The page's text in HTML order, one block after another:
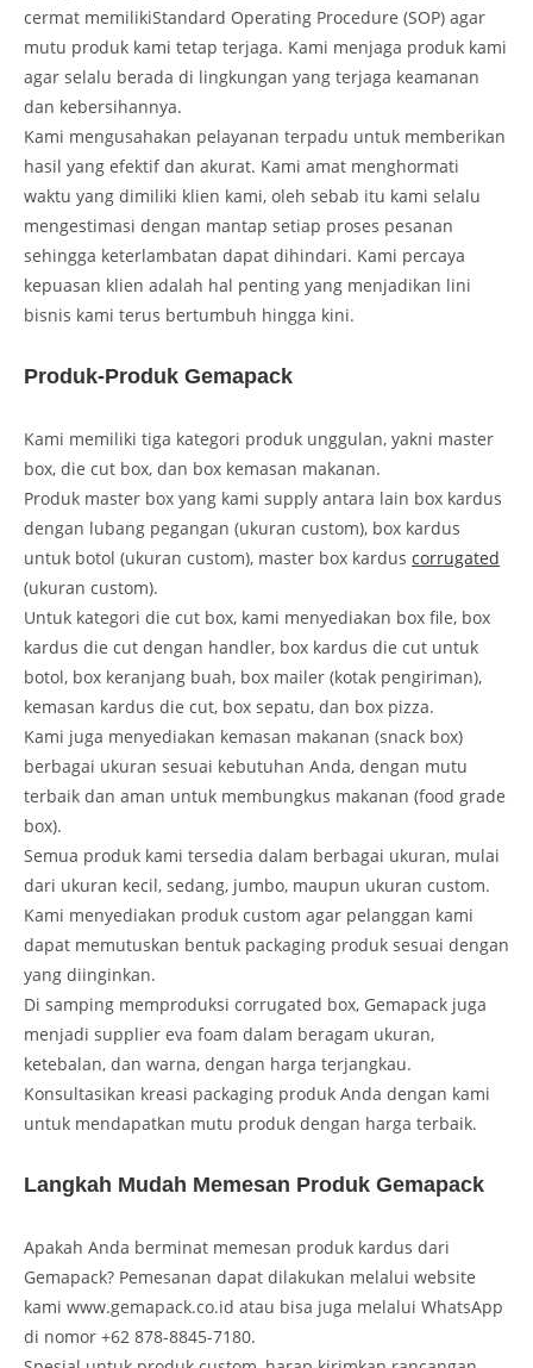
cermat memilikiStandard Operating Procedure (SOP) agar
mutu produk kami tetap terjaga. Kami menjaga produk kami
agar selalu berada di lingkungan yang terjaga keamanan
dan kebersihannya.
Kami mengusahakan pelayanan terpadu untuk memberikan
hasil yang efektif dan akurat. Kami amat menghormati
waktu yang dimiliki klien kami, oleh sebab itu kami selalu
mengestimasi dengan mantap setiap proses pesanan
sehingga keterlambatan dapat dihindari. Kami percaya
kepuasan klien adalah hal penting yang menjadikan lini
bisnis kami terus bertumbuh hingga kini.
Produk-Produk Gemapack
Kami memiliki tiga kategori produk unggulan, yakni master
box, die cut box, dan box kemasan makanan.
Produk master box yang kami supply antara lain box kardus
dengan lubang pegangan (ukuran custom), box kardus
untuk botol (ukuran custom), master box kardus corrugated
(ukuran custom).
Untuk kategori die cut box, kami menyediakan box file, box
kardus die cut dengan handler, box kardus die cut untuk
botol, box keranjang buah, box mailer (kotak pengiriman),
kemasan kardus die cut, box sepatu, dan box pizza.
Kami juga menyediakan kemasan makanan (snack box)
berbagai ukuran sesuai kebutuhan Anda, dengan mutu
terbaik dan aman untuk membungkus makanan (food grade
box).
Semua produk kami tersedia dalam berbagai ukuran, mulai
dari ukuran kecil, sedang, jumbo, maupun ukuran custom.
Kami menyediakan produk custom agar pelanggan kami
dapat memutuskan bentuk packaging produk sesuai dengan
yang diinginkan.
Di samping memproduksi corrugated box, Gemapack juga
menjadi supplier eva foam dalam beragam ukuran,
ketebalan, dan warna, dengan harga terjangkau.
Konsultasikan kreasi packaging produk Anda dengan kami
untuk mendapatkan mutu produk dengan harga terbaik.
Langkah Mudah Memesan Produk Gemapack
Apakah Anda berminat memesan produk kardus dari
Gemapack? Pemesanan dapat dilakukan melalui website
kami www.gemapack.co.id atau bisa juga melalui WhatsApp
di nomor +62 878-8845-7180.